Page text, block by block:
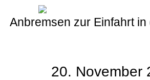
Anbremsen zur Einfahrt
20. November